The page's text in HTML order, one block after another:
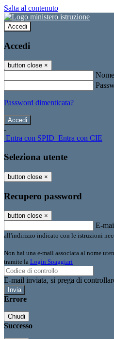
Salta al contenuto
Accedi
Accedi
button close ×
Password dimenticata?
-
Entra con SPID Entra con CIE
Seleziona utente
button close ×
Recupero password
button close ×
E-
all'indirizzo indicato con le istruzioni
Non hai una e-mail associata al nome
tramite la Login Spaggiari
E-mail inviata, si prega di
Errore
Chiudi
Successo